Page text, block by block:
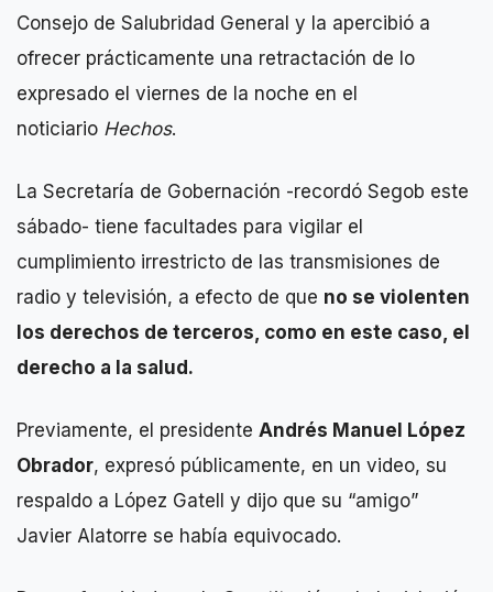
Consejo de Salubridad General y la apercibió a
ofrecer prácticamente una retractación de lo
expresado el viernes de la noche en el
noticiario Hechos.
La Secretaría de Gobernación -recordó Segob este
sábado- tiene facultades para vigilar el
cumplimiento irrestricto de las transmisiones de
radio y televisión, a efecto de que no se violenten
los derechos de terceros, como en este caso, el
derecho a la salud.
Previamente, el presidente Andrés Manuel López
Obrador, expresó públicamente, en un video, su
respaldo a López Gatell y dijo que su “amigo”
Javier Alatorre se había equivocado.